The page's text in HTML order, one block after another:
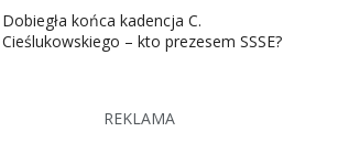
Dobiegła końca kadencja C.
Cieślukowskiego – kto prezesem SSSE?
REKLAMA